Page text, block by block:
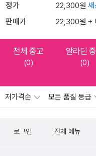
정가 22,300원 새
판매가 22,300원 +
전체 중고
(0)
알라딘
(0)
저가격순 모든 품질 등급
로그인 전체 메뉴